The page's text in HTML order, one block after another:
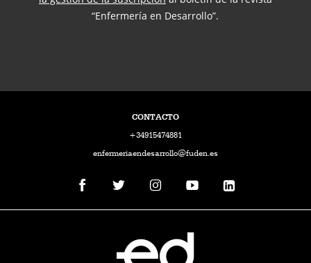
“Enfermería en Desarrollo”.
CONTACTO
+34915474881
enfermeriaendesarrollo@fuden.es